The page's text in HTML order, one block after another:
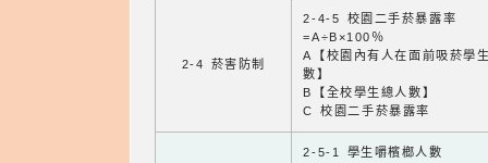
2-4 菸害防制
2-4-5 校園二手菸暴露率
=A÷B×100％
A【校園內有人在面前吸菸學
數】
B【全校學生總人數】
C 校園二手菸暴露率
2-5-1 學生嚼檳榔人數